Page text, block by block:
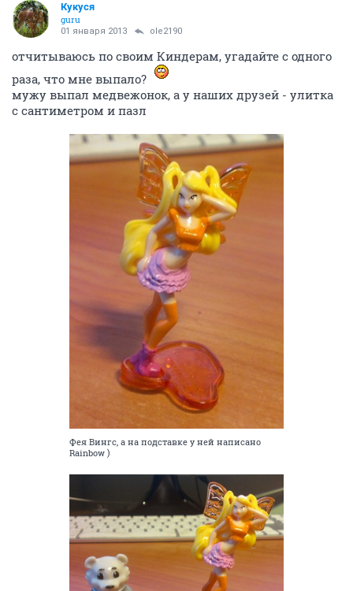
Кукуся
guru
01 января 2013 ole2190
отчитываюсь по своим Киндерам, угадайте с одного
раза, что мне выпало?
мужу выпал медвежонок, а у наших друзей - улитка
с сантиметром и пазл
Фея Вингс, а на подставке у ней написано
Rainbow )